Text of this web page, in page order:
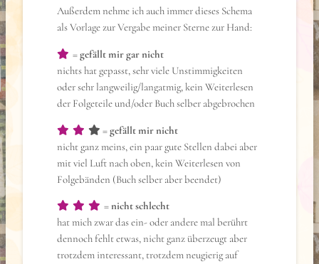
Außerdem nehme ich auch immer dieses Schema
als Vorlage zur Vergabe meiner Sterne zur Hand:
=gefällt mir gar nicht
nichts hat gepasst, sehr viele Unstimmigkeiten
oder sehr langweilig/langatmig, kein Weiterlesen
der Folgeteile und/oder Buch selber abgebrochen
=gefällt mir nicht
nicht ganz meins, ein paar gute Stellen dabei aber
mit viel Luft nach oben, kein Weiterlesen von
Folgebänden (Buch selber aber beendet)
=nicht schlecht
hat mich zwar das ein- oder andere mal berührt
dennoch fehlt etwas, nicht ganz überzeugt aber
trotzdem interessant, trotzdem neugierig auf